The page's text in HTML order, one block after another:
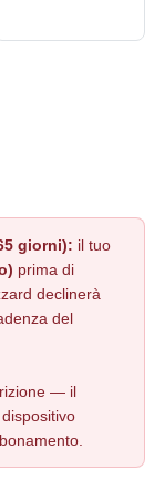
giorni): il tuo
prima di
declinerà
del
— il